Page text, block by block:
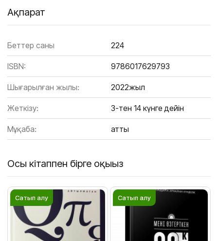
Ақпарат
Беттер саны 224
ISBN: 9786017629793
Шығарылған жылы: 2022жыл
Жеткізу: 3-тен 14 күнге дейін
Мұқаба: Қатты
Осы кітаппен бірге оқыңыз
Сатып алу Сатып алу